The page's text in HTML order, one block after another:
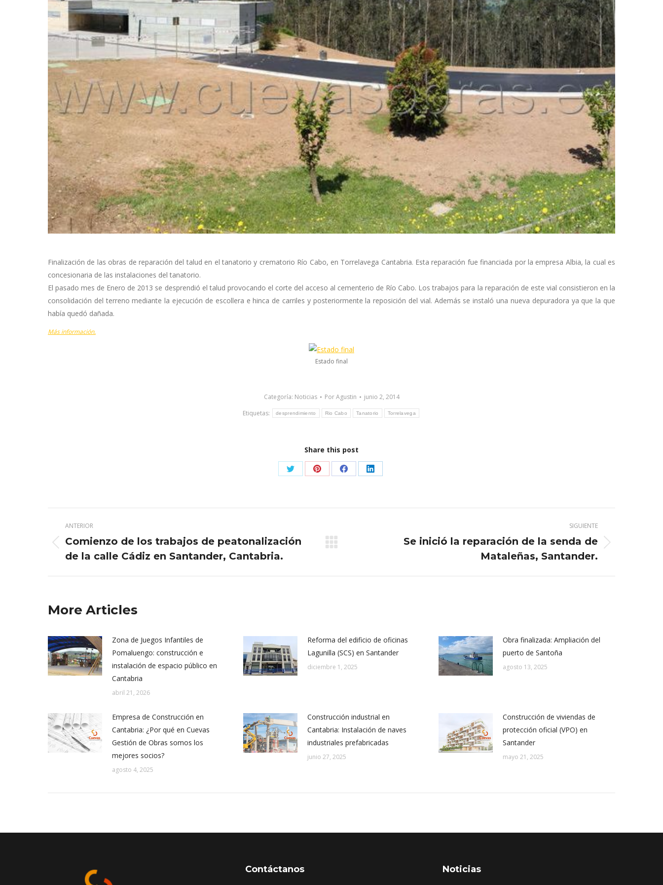
Finalización de las obras de reparación del talud en el tanatorio y crematorio Río Cabo, en Torrelavega Cantabria. Esta reparación fue financiada por la empresa Albia, la cual es
concesionaria de las instalaciones del tanatorio.
El pasado mes de Enero de 2013 se desprendió el talud provocando el corte del acceso al cementerio de Río Cabo. Los trabajos para la reparación de este vial consistieron en la
consolidación del terreno mediante la ejecución de escollera e hinca de carriles y posteriormente la reposición del vial. Además se instaló una nueva depuradora ya que la que
había quedó dañada.
Más información.
Estado final
Categoría: Noticias PorAgustin
junio 2, 2014
Etiquetas:
desprendimiento Rio Cabo Tanatorio Torrelavega
Share this post
Share
Twitter
Share
Pinterest
Share
Facebook
Share
LinkedIn
entre
publicaciones
ANTERIOR
Publicación
anterior:
Comienzo de los trabajos de peatonalización
de la calle Cádiz en Santander, Cantabria.
SIGUIENTE
Se inició la reparación de la senda de
Mataleñas, Santander.
More Articles
Zona de Juegos Infantiles de
Pomaluengo: construcción e
instalación de espacio público en
Cantabria
abril 21, 2026
Reforma del edificio de oficinas
Lagunilla (SCS) en Santander
diciembre 1, 2025
Obra finalizada: Ampliación del
puerto de Santoña
agosto 13, 2025
Empresa de Construcción en
Cantabria: ¿Por qué en Cuevas
Gestión de Obras somos los
mejores socios?
agosto 4, 2025
Construcción industrial en
Cantabria: Instalación de naves
industriales prefabricadas
junio 27, 2025
Construcción de viviendas de
protección oficial (VPO) en
Santander
mayo 21, 2025
Contáctanos Noticias